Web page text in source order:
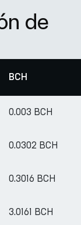
de
BCH
0.003 BCH
0.0302 BCH
0.3016 BCH
3.0161 BCH